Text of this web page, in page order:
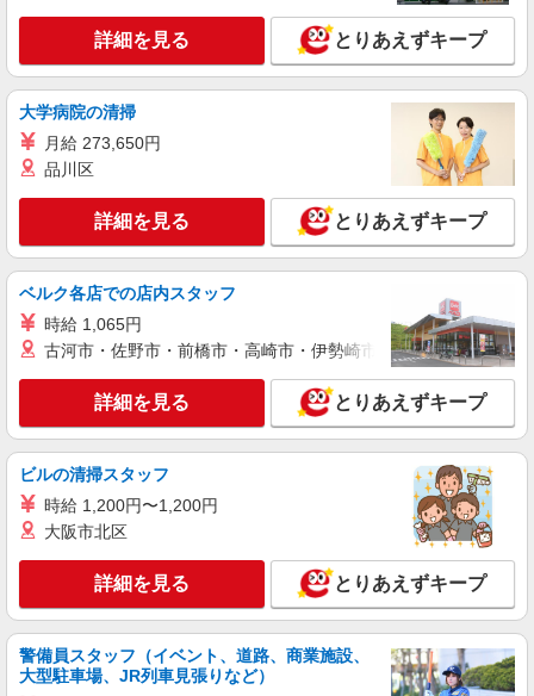
【時給】1,380円 残業時は時給が1,725円と,な
ります。 交通費支給（月12,650円迄） 日払い・週
払い対応可（規定あり）
大阪府大阪市住吉区内の総合病院内
キープ 詳細を見る
詳細を見る とりあえずキープ
大学病院の清掃
月給 273,650円
品川区
詳細を見る とりあえずキープ
ベルク各店での店内スタッフ
時給 1,065円
古河市・佐野市・前橋市・高崎市・伊勢崎市・太田市・館林市
詳細を見る とりあえずキープ
ビルの清掃スタッフ
時給 1,200円〜1,200円
大阪市北区
詳細を見る とりあえずキープ
警備員スタッフ（イベント、道路、商業施設、
大型駐車場、JR列車見張りなど）